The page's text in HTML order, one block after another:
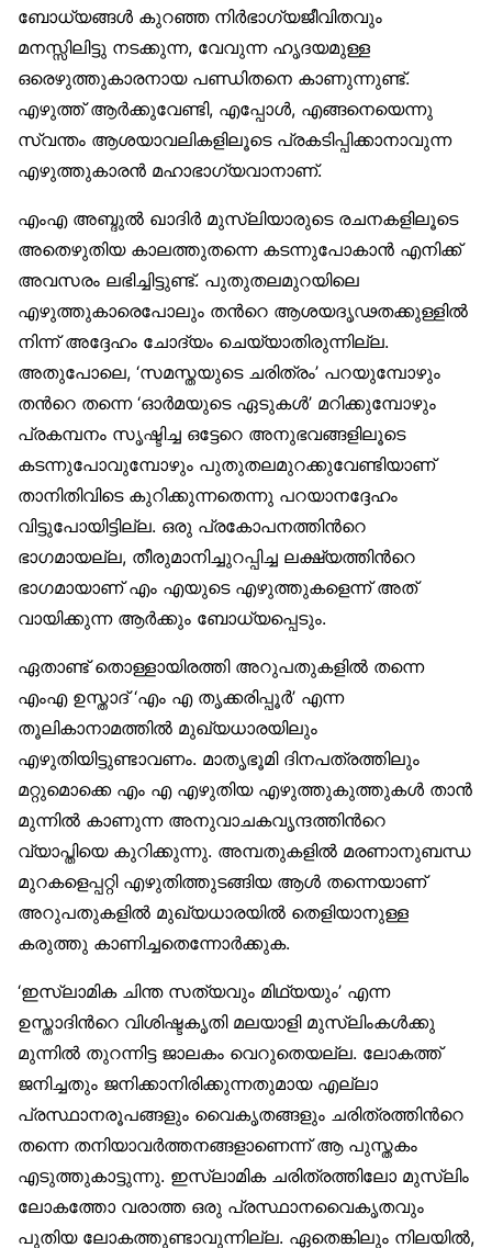
ബോധ്യങ്ങള്‍ കുറഞ്ഞ നിര്‍ഭാഗ്യജീവിതവും
മനസ്സിലിട്ടു നടക്കുന്ന, വേവുന്ന ഹൃദയമുള്ള
ഒരെഴുത്തുകാരനായ പണ്ഡിതനെ കാണുന്നുണ്ട്.
എഴുത്ത് ആര്‍ക്കുവേണ്ടി, എപ്പോള്‍, എങ്ങനെയെന്നു
സ്വന്തം ആശയാവലികളിലൂടെ പ്രകടിപ്പിക്കാനാവുന്ന
എഴുത്തുകാരന്‍ മഹാഭാഗ്യവാനാണ്.
എംഎ അബ്ദുല്‍ ഖാദിര്‍ മുസ്‌ലിയാരുടെ രചനകളിലൂടെ
അതെഴുതിയ കാലത്തുതന്നെ കടന്നുപോകാന്‍ എനിക്ക്
അവസരം ലഭിച്ചിട്ടുണ്ട്. പുതുതലമുറയിലെ
എഴുത്തുകാരെപോലും തന്‍റെ ആശയദൃഢതക്കുള്ളില്‍
നിന്ന് അദ്ദേഹം ചോദ്യം ചെയ്യാതിരുന്നില്ല.
അതുപോലെ, ‘സമസ്തയുടെ ചരിത്രം’ പറയുമ്പോഴും
തന്‍റെ തന്നെ ‘ഓര്‍മയുടെ ഏടുകള്‍’ മറിക്കുമ്പോഴും
പ്രകമ്പനം സൃഷ്ടിച്ച ഒട്ടേറെ അനുഭവങ്ങളിലൂടെ
കടന്നുപോവുമ്പോഴും പുതുതലമുറക്കുവേണ്ടിയാണ്
താനിതിവിടെ കുറിക്കുന്നതെന്നു പറയാനദ്ദേഹം
വിട്ടുപോയിട്ടില്ല. ഒരു പ്രകോപനത്തിന്‍റെ
ഭാഗമായല്ല, തീരുമാനിച്ചുറപ്പിച്ച ലക്ഷ്യത്തിന്‍റെ
ഭാഗമായാണ് എം എയുടെ എഴുത്തുകളെന്ന് അത്
വായിക്കുന്ന ആര്‍ക്കും ബോധ്യപ്പെടും.
ഏതാണ്ട് തൊള്ളായിരത്തി അറുപതുകളില്‍ തന്നെ
എംഎ ഉസ്താദ് ‘എം എ തൃക്കരിപ്പൂര്‍’ എന്ന
തൂലികാനാമത്തില്‍ മുഖ്യധാരയിലും
എഴുതിയിട്ടുണ്ടാവണം. മാതൃഭൂമി ദിനപത്രത്തിലും
മറ്റുമൊക്കെ എം എ എഴുതിയ എഴുത്തുകുത്തുകള്‍ താന്‍
മുന്നില്‍ കാണുന്ന അനുവാചകവൃന്ദത്തിന്‍റെ
വ്യാപ്തിയെ കുറിക്കുന്നു. അമ്പതുകളില്‍ മരണാനുബന്ധ
മുറകളെപ്പറ്റി എഴുതിത്തുടങ്ങിയ ആള്‍ തന്നെയാണ്
അറുപതുകളില്‍ മുഖ്യധാരയില്‍ തെളിയാനുള്ള
കരുത്തു കാണിച്ചതെന്നോര്‍ക്കുക.
‘ഇസ്ലാമിക ചിന്ത സത്യവും മിഥ്യയും’ എന്ന
ഉസ്താദിന്‍റെ വിശിഷ്ടകൃതി മലയാളി മുസ്‌ലിംകള്‍ക്കു
മുന്നില്‍ തുറന്നിട്ട ജാലകം വെറുതെയല്ല. ലോകത്ത്
ജനിച്ചതും ജനിക്കാനിരിക്കുന്നതുമായ എല്ലാ
പ്രസ്ഥാനരൂപങ്ങളും വൈകൃതങ്ങളും ചരിത്രത്തിന്‍റെ
തന്നെ തനിയാവര്‍ത്തനങ്ങളാണെന്ന് ആ പുസ്തകം
എടുത്തുകാട്ടുന്നു. ഇസ്ലാമിക ചരിത്രത്തിലോ മുസ്‌ലിം
ലോകത്തോ വരാത്ത ഒരു പ്രസ്ഥാനവൈകൃതവും
പുതിയ ലോകത്തുണ്ടാവുന്നില്ല. ഏതെങ്കിലും നിലയില്‍,